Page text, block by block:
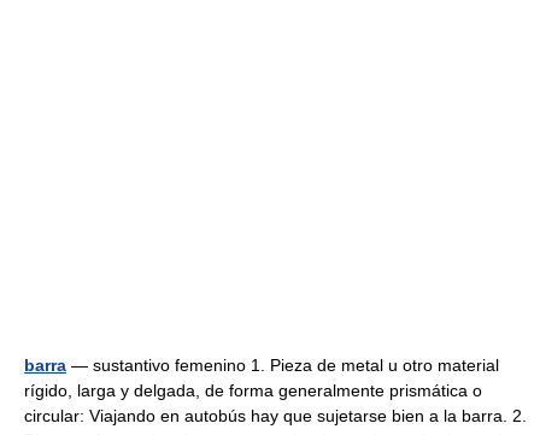
barra — sustantivo femenino 1. Pieza de metal u otro material
rígido, larga y delgada, de forma generalmente prismática o
circular: Viajando en autobús hay que sujetarse bien a la barra. 2.